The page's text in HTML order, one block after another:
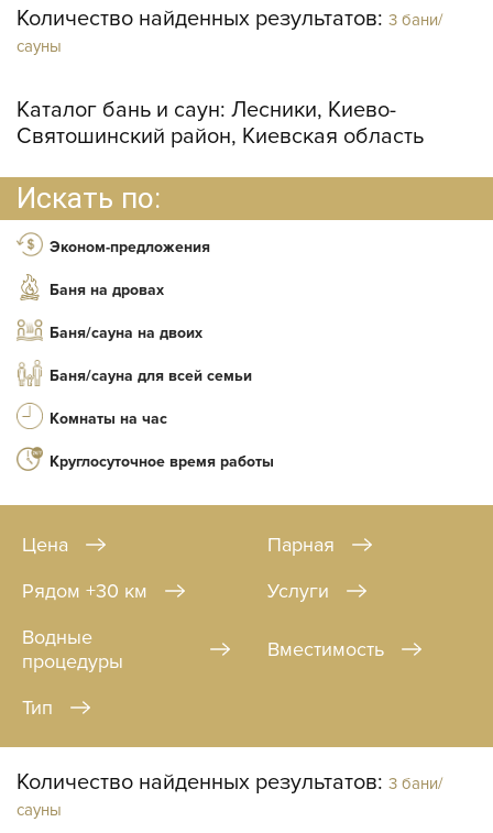
Количество найденных результатов: 3 бани/
сауны
Каталог бань и саун: Лесники, Киево-
Святошинский район, Киевская область
Искать по:
Эконом-предложения
Баня на дровах
Баня/сауна на двоих
Баня/сауна для всей семьи
Комнаты на час
Круглосуточное время работы
Цена
Парная
Рядом +30 км
Услуги
Водные
процедуры
Вместимость
Тип
Количество найденных результатов: 3 бани/
сауны